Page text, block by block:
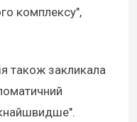
комплексу",
також закликала